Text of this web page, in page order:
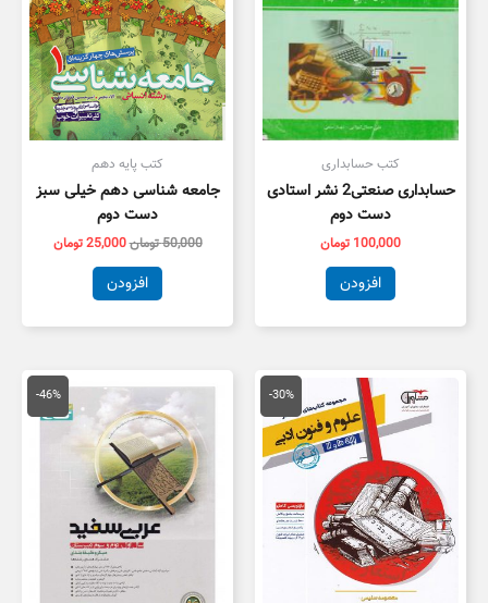
کتب حسابداری
حسابداری صنعتی2 نشر استادی
دست دوم
100,000 تومان
افزودن
کتب پایه دهم
جامعه شناسی دهم خیلی سبز
دست دوم
50,000تومان25,000تومان
افزودن
-30%
قیمت
اصلی
59,000 تومان
بود.
قیمت
فعلی
است.
-46%
اصلی
175,000 تومان
بود.
قیمت
فعلی